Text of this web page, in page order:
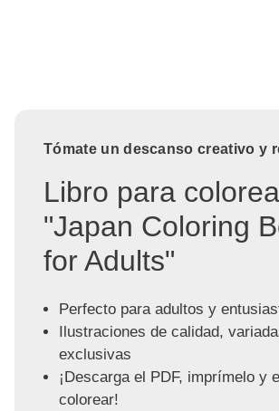
Tómate un descanso creativo y
Libro para
"Japan Coloring
for Adults"
Perfecto para adultos y
Ilustraciones de calidad,
exclusivas
¡Descarga el PDF, imprímelo y
colorear!